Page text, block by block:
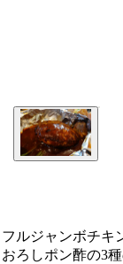
ルジャンボチキ
ろしポン酢の3